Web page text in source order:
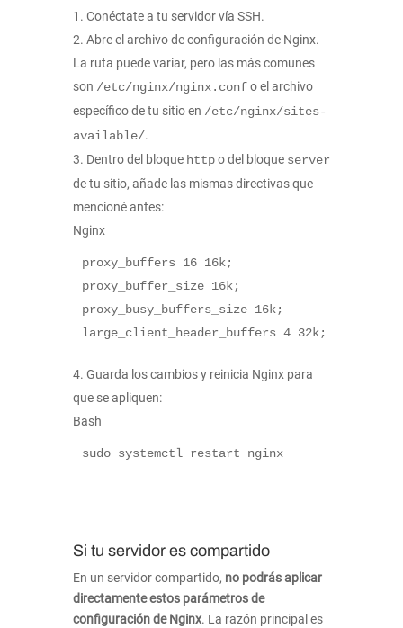
Conéctate a tu servidor vía SSH.
Abre el archivo de configuración de Nginx.
La ruta puede variar, pero las más comunes
son /etc/nginx/nginx.confo el archivo
específico de tu sitio en /etc/nginx/sites-
available/.
Dentro del bloque httpo del bloque server
de tu sitio, añade las mismas directivas que
mencioné antes:
Nginx
proxy_buffers 16 16k
proxy_buffer_size 16k
proxy_busy_buffers_size 16k
large_client_header_buffers 4 32k
Guarda los cambios y reinicia Nginx para
que se apliquen:
Bash
sudo systemctl restart nginx
Si tu servidor es compartido
En un servidor compartido, no podrás aplicar
directamente estos parámetros de
configuración de Nginx. La razón principal es